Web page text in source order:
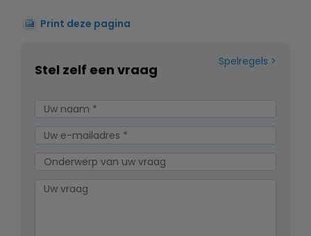
Print deze pagina
Spelregels
Stel zelf een vraag